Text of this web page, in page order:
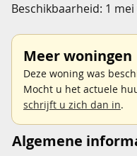
Beschikbaarheid: 1 mei
Meer woningen
Deze woning was
Mocht u het actuele
schrijft u zich dan in.
Algemene